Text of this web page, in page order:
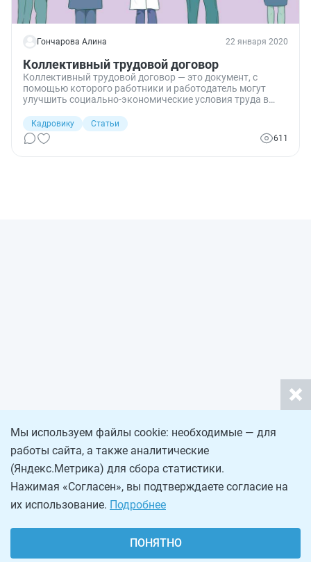
Гончарова Алина 22 января 2020
Коллективный трудовой договор
Коллективный трудовой договор — это документ, с
помощью которого работники и работодатель могут
улучшить социально-экономические условия труда в
Кадровику
Статьи
611
Мы используем файлы cookie: необходимые — для
работы сайта, а также аналитические
(Яндекс.Метрика) для сбора статистики.
Нажимая «Согласен», вы подтверждаете согласие на
их использование. Подробнее
ПОНЯТНО